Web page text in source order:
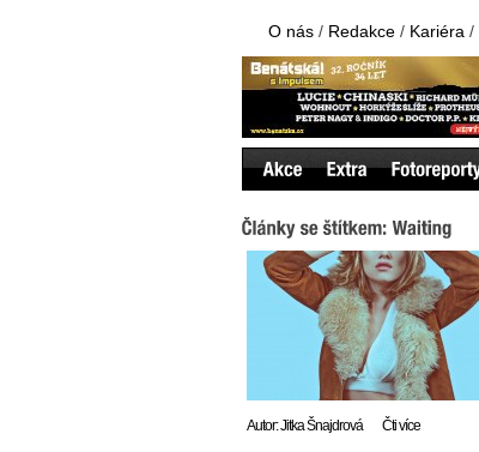
O nás / Redakce / Kariéra /
Autor:Jitka Šnajdrová Čti více